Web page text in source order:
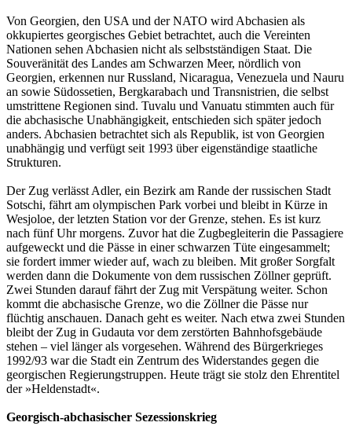
Von Georgien, den USA und der NATO wird Abchasien als
okkupiertes georgisches Gebiet betrachtet, auch die Vereinten
Nationen sehen Abchasien nicht als selbstständigen Staat. Die
Souveränität des Landes am Schwarzen Meer, nördlich von
Georgien, erkennen nur Russland, Nicaragua, Venezuela und Nauru
an sowie Südossetien, Bergkarabach und Transnistrien, die selbst
umstrittene Regionen sind. Tuvalu und Vanuatu stimmten auch für
die abchasische Unabhängigkeit, entschieden sich später jedoch
anders. Abchasien betrachtet sich als Republik, ist von Georgien
unabhängig und verfügt seit 1993 über eigenständige staatliche
Strukturen.
Der Zug verlässt Adler, ein Bezirk am Rande der russischen Stadt
Sotschi, fährt am olympischen Park vorbei und bleibt in Kürze in
Wesjoloe, der letzten Station vor der Grenze, stehen. Es ist kurz
nach fünf Uhr morgens. Zuvor hat die Zugbegleiterin die Passagiere
aufgeweckt und die Pässe in einer schwarzen Tüte eingesammelt;
sie fordert immer wieder auf, wach zu bleiben. Mit großer Sorgfalt
werden dann die Dokumente von dem russischen Zöllner geprüft.
Zwei Stunden darauf fährt der Zug mit Verspätung weiter. Schon
kommt die abchasische Grenze, wo die Zöllner die Pässe nur
flüchtig anschauen. Danach geht es weiter. Nach etwa zwei Stunden
bleibt der Zug in Gudauta vor dem zerstörten Bahnhofsgebäude
stehen – viel länger als vorgesehen. Während des Bürgerkrieges
1992/93 war die Stadt ein Zentrum des Widerstandes gegen die
georgischen Regierungstruppen. Heute trägt sie stolz den Ehrentitel
der »Heldenstadt«.
Georgisch-abchasischer Sezessionskrieg